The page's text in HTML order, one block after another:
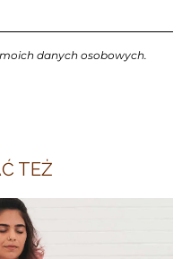
danych osobowych.
TEŻ